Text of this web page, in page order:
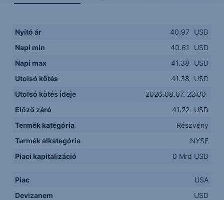
Nyitó ár 40.97
USD
Napi min
40.61
USD
Napi max
41.38
USD
Utolsó kötés
41.38
USD
Utolsó kötés ideje
2026.08.07. 22:00
Előző záró
41.22 USD
Termék kategória
Részvény
Termék alkategória
NYSE
Piaci kapitalizáció
0 Mrd USD
Piac
USA
Devizanem
USD